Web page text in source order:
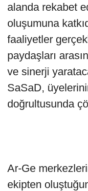
alanda rekabet
oluşumuna
faaliyetler
paydaşları
ve sinerji
SaSaD,
doğrultusunda
Ar-Ge
ekipten